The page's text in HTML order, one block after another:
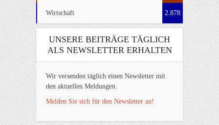
Wirtschaft 2.878
UNSERE BEITRÄGE TÄGLICH
ALS NEWSLETTER ERHALTEN
Wir versenden täglich einen Newsletter mit
den aktuellen Meldungen.
Melden Sie sich für den Newsletter an!